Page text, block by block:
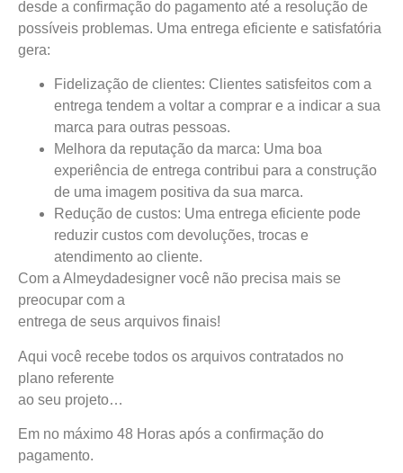
desde a confirmação do pagamento até a resolução de
possíveis problemas. Uma entrega eficiente e satisfatória
gera:
Fidelização de clientes: Clientes satisfeitos com a
entrega tendem a voltar a comprar e a indicar a sua
marca para outras pessoas.
Melhora da reputação da marca: Uma boa
experiência de entrega contribui para a construção
de uma imagem positiva da sua marca.
Redução de custos: Uma entrega eficiente pode
reduzir custos com devoluções, trocas e
atendimento ao cliente.
Com a Almeydadesigner você não precisa mais se
preocupar com a
entrega de seus arquivos finais!
Aqui você recebe todos os arquivos contratados no
plano referente
ao seu projeto…
Em no máximo 48 Horas após a confirmação do
pagamento.